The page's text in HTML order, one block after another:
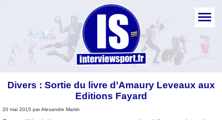
Divers : Sortie du livre d’Amaury Leveaux aux
Editions Fayard
20 mai 2015 par Alexandre Martin